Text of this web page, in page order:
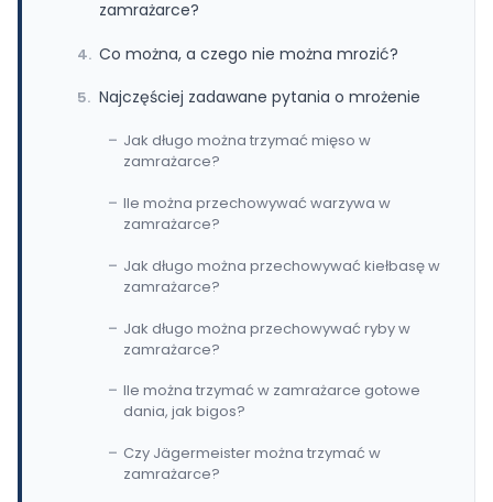
zamrażarce?
Co można, a czego nie można mrozić?
Najczęściej zadawane pytania o mrożenie
Jak długo można trzymać mięso w
zamrażarce?
Ile można przechowywać warzywa w
zamrażarce?
Jak długo można przechowywać kiełbasę w
zamrażarce?
Jak długo można przechowywać ryby w
zamrażarce?
Ile można trzymać w zamrażarce gotowe
dania, jak bigos?
Czy Jägermeister można trzymać w
zamrażarce?